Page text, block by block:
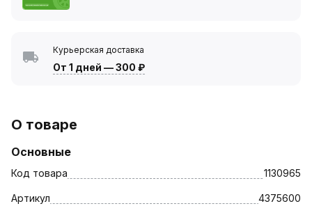
Курьерская доставка
От 1 дней —300 ₽
О товаре
Основные
Код товара 1130965
Артикул 4375600